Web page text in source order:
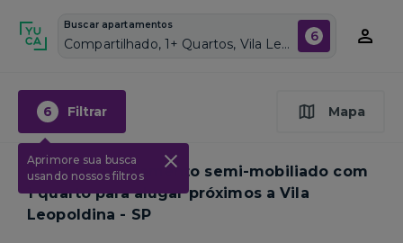
Buscar apartamentos
Compartilhado, 1+ Quartos, Vila Leopoldina, Vagas de garagem: Sim, Semi mobiliado, Piscina 6
6 Filtrar
Aprimore sua busca
usando nossos filtros
Mapa
Nenhum apartamento semi-mobiliado com
1 quarto para alugar próximos aVila
Leopoldina - SP